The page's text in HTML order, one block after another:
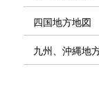
四国地方地図
九州、沖縄地